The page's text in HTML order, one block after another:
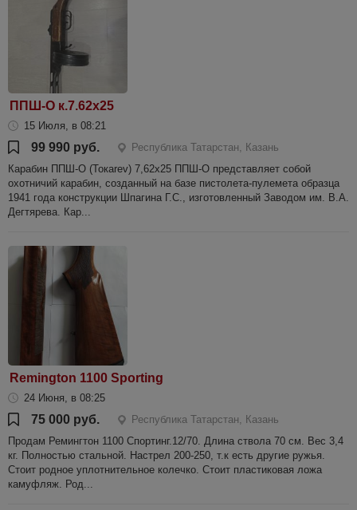
ППШ-О к.7.62х25
15 Июля, в 08:21
99 990 руб.
Республика Татарстан, Казань
Карабин ППШ-О (Токаrev) 7,62х25 ППШ-О представляет собой
охотничий карабин, созданный на базе пистолета-пулемета образца
1941 года конструкции Шпагина Г.С., изготовленный Заводом им. В.А.
Дегтярева. Кар...
Remington 1100 Sporting
24 Июня, в 08:25
75 000 руб.
Республика Татарстан, Казань
Продам Ремингтон 1100 Спортинг.12/70. Длина ствола 70 см. Вес 3,4
кг. Полностью стальной. Настрел 200-250, т.к есть другие ружья.
Стоит родное уплотнительное колечко. Стоит пластиковая ложа
камуфляж. Род...